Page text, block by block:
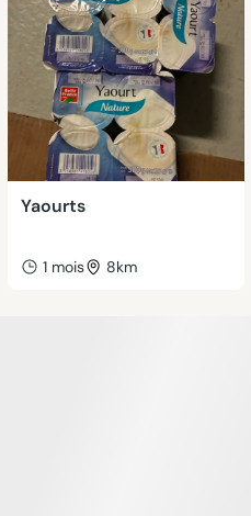
Yaourts
1 mois 8km